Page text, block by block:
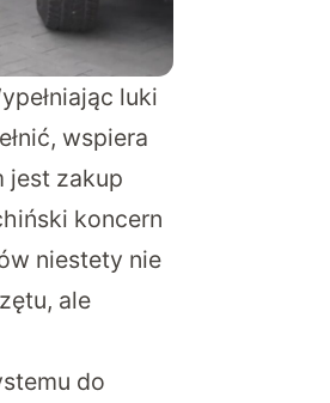
luki
wspiera
jest zakup
koncern
niestety nie
ale
do